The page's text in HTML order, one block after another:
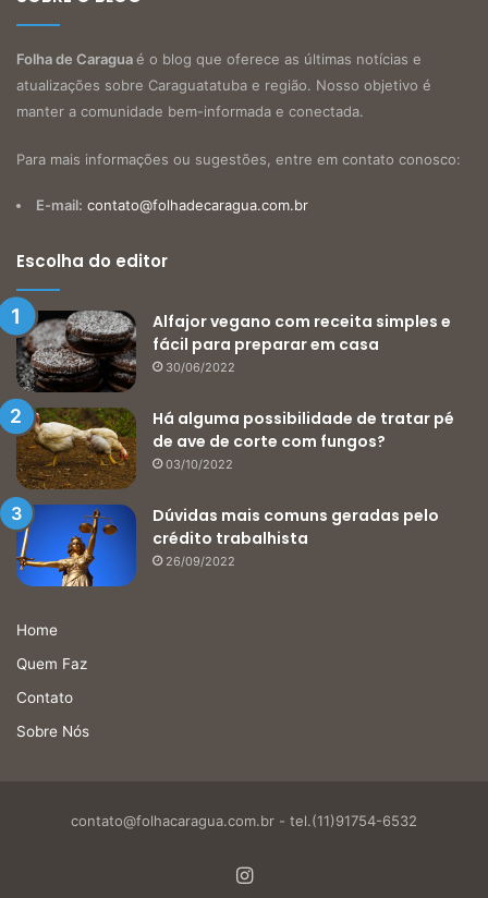
Folha de Caraguaé o blog que oferece as últimas notícias e
atualizações sobre Caraguatatuba e região. Nosso objetivo é
manter a comunidade bem-informada e conectada.
Para mais informações ou sugestões, entre em contato conosco:
E-mail: contato@folhadecaragua.com.br
Escolha do editor
Alfajor vegano com receita simples e
fácil para preparar em casa
30/06/2022
Há alguma possibilidade de tratar pé
de ave de corte com fungos?
03/10/2022
Dúvidas mais comuns geradas pelo
crédito trabalhista
26/09/2022
Home
Quem Faz
Contato
Sobre Nós
contato@folhacaragua.com.br - tel.(11)91754-6532
Instagram